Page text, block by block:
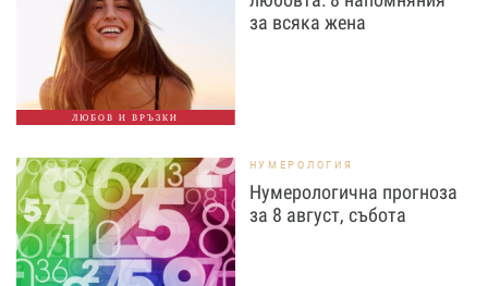
ЛЮБОВ И ВРЪЗКИ
за всяка жена
НУМЕРОЛОГИЯ
Нумерологична прогноза
за 8 август, събота